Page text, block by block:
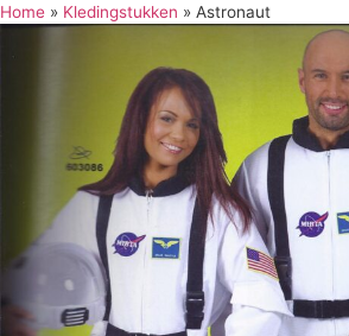
Home » Kledingstukken » Astronaut